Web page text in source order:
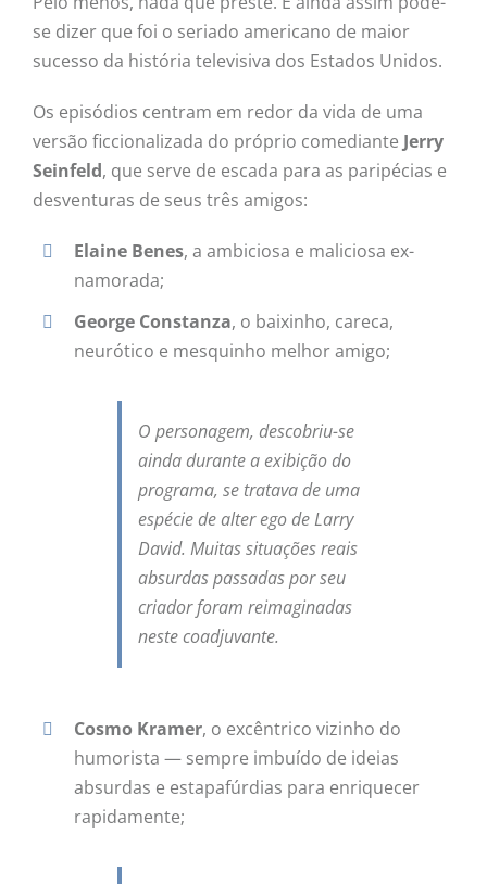
se dizer que foi o seriado americano de maior
sucesso da história televisiva dos Estados Unidos.
Os episódios centram em redor da vida de uma
versão ficcionalizada do próprio comediante Jerry
Seinfeld, que serve de escada para as paripécias e
desventuras de seus três amigos:
Elaine Benes, a ambiciosa e maliciosa ex-
namorada;
George Constanza, o baixinho, careca,
neurótico e mesquinho melhor amigo;
O personagem, descobriu-se
ainda durante a exibição do
programa, se tratava de uma
espécie de alter ego de Larry
David. Muitas situações reais
absurdas passadas por seu
criador foram reimaginadas
neste coadjuvante.
Cosmo Kramer, o excêntrico vizinho do
humorista — sempre imbuído de ideias
absurdas e estapafúrdias para enriquecer
rapidamente;